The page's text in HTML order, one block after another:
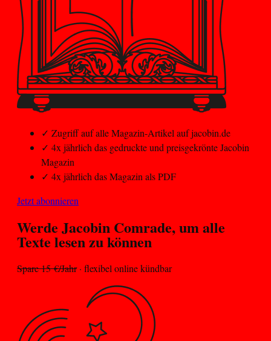
✓ Zugriff auf alle Magazin-Artikel auf jacobin.de
✓ 4x jährlich das gedruckte und preisgekrönte Jacobin
Magazin
✓ 4x jährlich das Magazin als PDF
Jetzt abonnieren
Werde Jacobin Comrade, um alle
Texte lesen zu können
Spare 15 €/Jahr· flexibel online kündbar